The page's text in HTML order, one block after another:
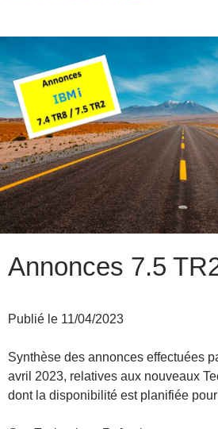
Annonces 7.5
Publié le 11/04/2023
Synthèse des annonces effectuées
avril 2023, relatives aux nouveaux
dont la disponibilité est planifiée